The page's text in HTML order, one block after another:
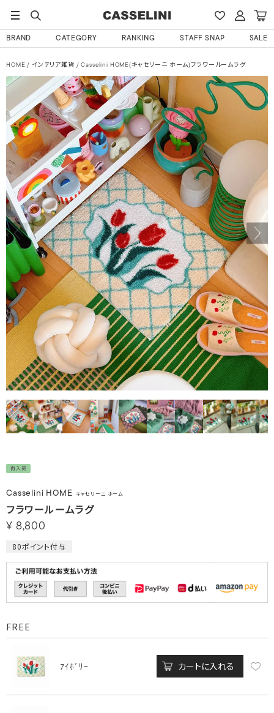
BRAND CATEGORY RANKING STAFF SNAP SALE
HOME インテリア雑貨 Casselini HOME(キャセリーニ ホーム)フラワールームラグ
再入荷
Casselini HOME キャセリーニ ホーム
フラワールームラグ
¥ 8,800
80ポイント付与
FREE
ｱｲﾎﾞﾘｰ カートに入れる